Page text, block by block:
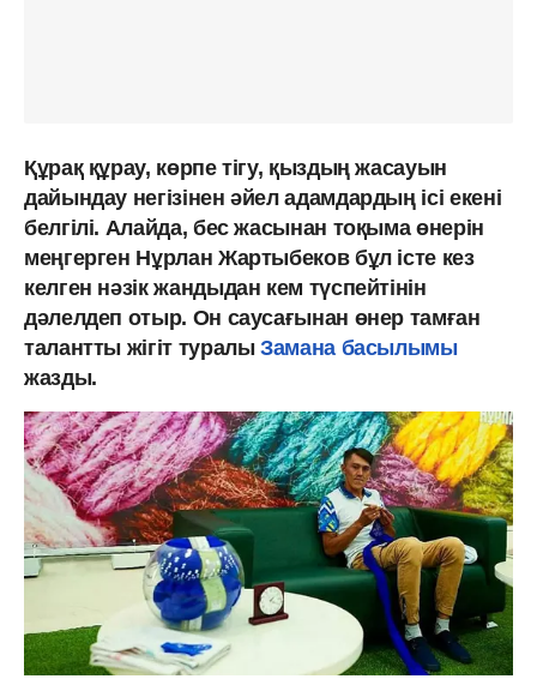
Құрақ құрау, көрпе тігу, қыздың жасауын
дайындау негізінен әйел адамдардың ісі екені
белгілі. Алайда, бес жасынан тоқыма өнерін
меңгерген Нұрлан Жартыбеков бұл істе кез
келген нәзік жандыдан кем түспейтінін
дәлелдеп отыр. Он саусағынан өнер тамған
талантты жігіт туралыЗамана басылымы
жазды.